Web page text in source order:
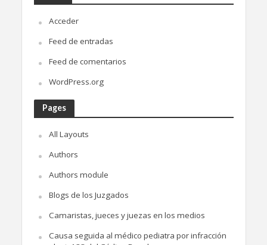
Acceder
Feed de entradas
Feed de comentarios
WordPress.org
Pages
All Layouts
Authors
Authors module
Blogs de los Juzgados
Camaristas, jueces y juezas en los medios
Causa seguida al médico pediatra por infracción